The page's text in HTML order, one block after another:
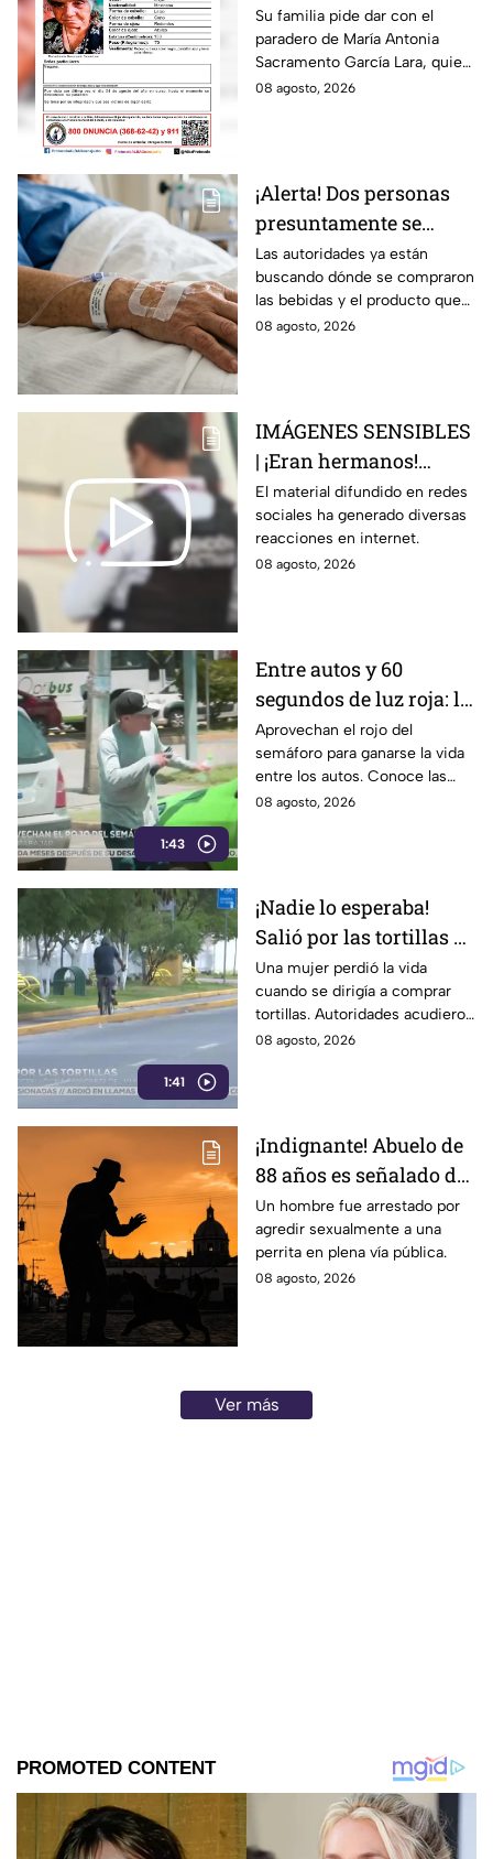
Alejandra Martín del
Campo Medina,
desaparecida en
Guanajuato
Su familia pide dar con el
paradero de María Antonia
Sacramento García Lara, quien
fue vista por última vez el 4 de
08 agosto, 2026
¡Alerta! Dos personas
presuntamente se
encuentran delicadas
por ingerir bebidas
alcohólicas
adulteradas en Celaya:
Las autoridades ya están
buscando dónde se compraron
las bebidas y el producto que
causó la intoxicación.
08 agosto, 2026
IMÁGENES SENSIBLES
| ¡Eran hermanos!
Captan brut4l agresión
contra un hombre que
perdió la vid4
El material difundido en redes
sociales ha generado diversas
reacciones en internet.
08 agosto, 2026
1:43
Entre autos y 60
segundos de luz roja: la
historia de quienes
trabajan en el semáforo
Aprovechan el rojo del
semáforo para ganarse la vida
entre los autos. Conoce las
historias, retos y la rutina
08 agosto, 2026
1:41
¡Nadie lo esperaba!
Salió por las tortillas y
nunca regresó tras
perder la v1da en el
camino
Una mujer perdió la vida
cuando se dirigía a comprar
tortillas. Autoridades acudieron
al lugar tras el reporte de
08 agosto, 2026
¡Indignante! Abuelo de
88 años es señalado de
4busar de una canina
frente a un parque con
men0res
Un hombre fue arrestado por
agredir sexualmente a una
perrita en plena vía pública.
08 agosto, 2026
Ver más